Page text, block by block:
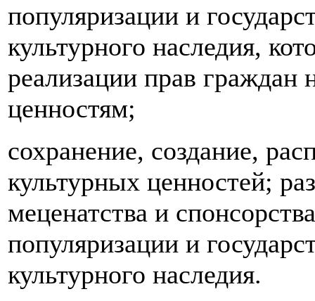
популяризации и
культурного наследия,
реализации прав граждан
ценностям;
сохранение, создание,
культурных ценностей;
меценатства и
популяризации и
культурного наследия.